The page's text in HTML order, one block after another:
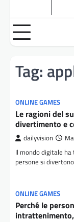
Tag:
ONLINE GAMES
Le ragioni del
divertimento e
dailyvision
Il mondo digitale
persone si
ONLINE GAMES
Perché le